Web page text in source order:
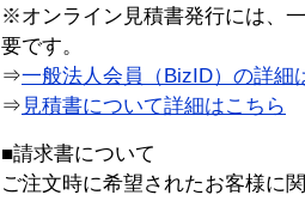
※オンライン見積書発行には、
要です。
⇒一般法人会員（BizID）の詳細
⇒ 見積書について詳細はこちら
■請求書について
ご注文時に希望されたお客様に